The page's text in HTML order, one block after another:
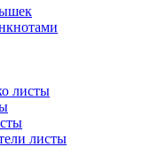
листы
листы